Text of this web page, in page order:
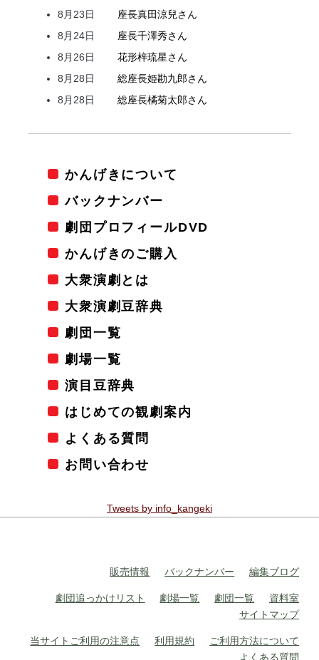
8月23日
座長真田涼兒さん
8月24日
座長千澤秀さん
8月26日
花形梓琉星さん
8月28日
総座長姫勘九郎さん
8月28日
総座長橘菊太郎さん
かんげきについて
バックナンバー
劇団プロフィールDVD
かんげきのご購入
大衆演劇とは
大衆演劇豆辞典
劇団一覧
劇場一覧
演目豆辞典
はじめての観劇案内
よくある質問
お問い合わせ
Tweets by info_kangeki
販売情報 バックナンバー 編集ブログ
劇団追っかけリスト 劇場一覧 劇団一覧
資料室
サイトマップ
当サイトご利用の注意点 利用規約
ご利用方法について
よくある質問